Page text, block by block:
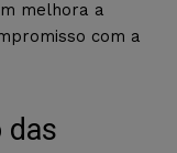
melhora a
com a
das